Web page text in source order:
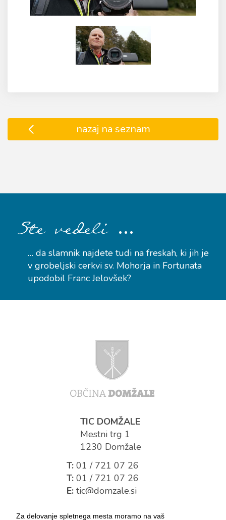
Za delovanje spletnega mesta moramo na vaš
nazaj na seznam
Ste vedeli …
… da slamnik najdete tudi na freskah, ki jih je
v grobeljski cerkvi sv. Mohorja in Fortunata
upodobil Franc Jelovšek?
TIC DOMŽALE
Mestni trg 1
1230 Domžale
T:01 / 721 07 26
T:01 / 721 07 26
E:tic@domzale.si